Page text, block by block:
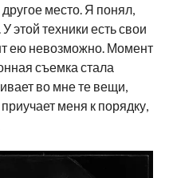
место. Я понял,
этой техники есть свои
ею невозможно. Момент
съемка стала
во мне те вещи,
меня к порядку,